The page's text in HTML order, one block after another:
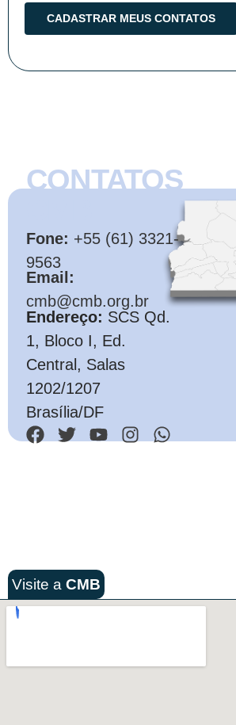
CONTATOS
Fone: +55 (61) 3321-
9563
Email:
cmb@cmb.org.br
Endereço: SCS Qd.
1, Bloco I, Ed.
Central, Salas
1202/1207
Brasília/DF
Visite a CMB